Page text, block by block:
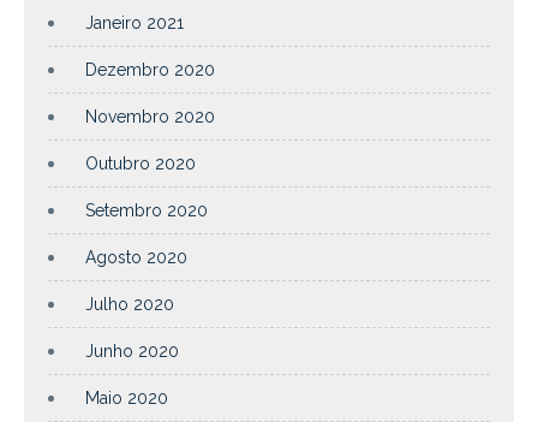
Janeiro 2021
Dezembro 2020
Novembro 2020
Outubro 2020
Setembro 2020
Agosto 2020
Julho 2020
Junho 2020
Maio 2020